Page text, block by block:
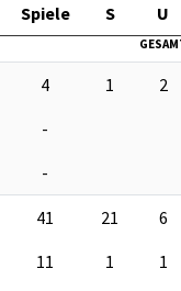
Spiele S U
4 1 2
-
-
41 21 6
11 1 1